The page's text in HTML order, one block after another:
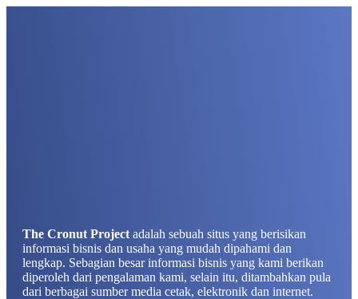
The Cronut Project adalah sebuah situs yang berisikan
informasi bisnis dan usaha yang mudah dipahami dan
lengkap. Sebagian besar informasi bisnis yang kami berikan
diperoleh dari pengalaman kami, selain itu, ditambahkan pula
dari berbagai sumber media cetak, elektronik dan internet.